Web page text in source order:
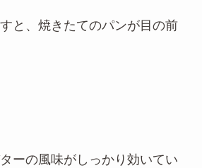
と、焼きたてのパンが目の前
ーの風味がしっかり効いてい